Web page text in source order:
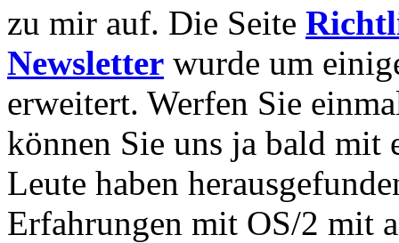
zu mir auf. Die Seite
Newsletter wurde um
erweitert. Werfen Sie
können Sie uns ja bald
Leute haben
Erfahrungen mit OS/2 mit